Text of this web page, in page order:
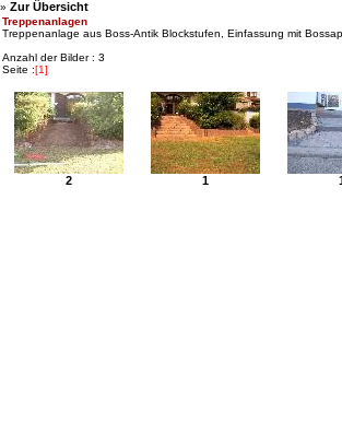
» Zur Übersicht
Treppenanlagen
Treppenanlage aus Boss-Antik Blockstufen, Einfassung mit
Anzahl der Bilder : 3
Seite :[1]
2 1